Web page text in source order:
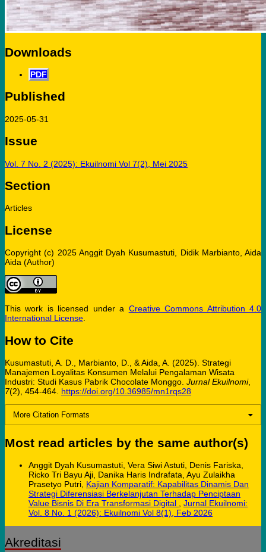
Downloads
PDF
Published
2025-05-31
Issue
Vol. 7 No. 2 (2025): Ekuilnomi Vol 7(2), Mei 2025
Section
Articles
License
Copyright (c) 2025 Anggit Dyah Kusumastuti, Didik Marbianto, Aida
Aida (Author)
This work is licensed under a Creative Commons Attribution 4.0
International License.
How to Cite
Kusumastuti, A. D., Marbianto, D., & Aida, A. (2025). Strategi
Manajemen Loyalitas Konsumen Melalui Pengalaman Wisata
Industri: Studi Kasus Pabrik Chocolate Monggo. Jurnal Ekuilnomi,
7(2), 454-464. https://doi.org/10.36985/mn1rqs28
More Citation Formats
Most read articles by the same author(s)
Anggit Dyah Kusumastuti, Vera Siwi Astuti, Denis Fariska,
Ricko Tri Bayu Aji, Danika Haris Indrafata, Ayu Zulaikha
Prasetyo Putri, Kajian Komparatif: Kapabilitas Dinamis Dan
Strategi Diferensiasi Berkelanjutan Terhadap Penciptaan
Value Bisnis Di Era Transformasi Digital , Jurnal Ekuilnomi:
Vol. 8 No. 1 (2026): Ekuilnomi Vol 8(1), Feb 2026
Akreditasi